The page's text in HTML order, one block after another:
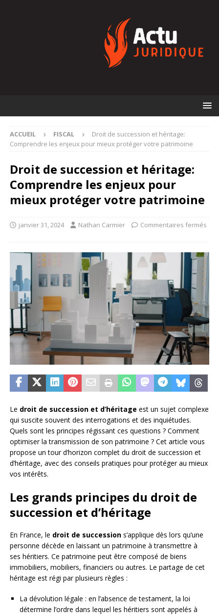
ACCUEIL FISCAL
Droit de succession et héritage:
Comprendre les enjeux pour mieux protéger votre patrimoine
Droit de succession et héritage:
Comprendre les enjeux pour
mieux protéger votre patrimoine
janvier 31, 2024 Nathan Carmier Commentaires fermés
Le droit de succession et d’héritage est un sujet complexe
qui suscite souvent des interrogations et des inquiétudes.
Quels sont les principes régissant ces questions ? Comment
optimiser la transmission de son patrimoine ? Cet article vous
propose un tour d’horizon complet du droit de succession et
d’héritage, avec des conseils pratiques pour protéger au mieux
vos intérêts.
Les grands principes du droit de
succession et d’héritage
En France, le droit de succession s’applique dès lors qu’une
personne décède en laissant un patrimoine à transmettre à
ses héritiers. Ce patrimoine peut être composé de biens
immobiliers, mobiliers, financiers ou autres. Le partage de cet
héritage est régi par plusieurs règles :
La dévolution légale : en l’absence de testament, la loi
détermine l’ordre dans lequel les héritiers sont appelés à